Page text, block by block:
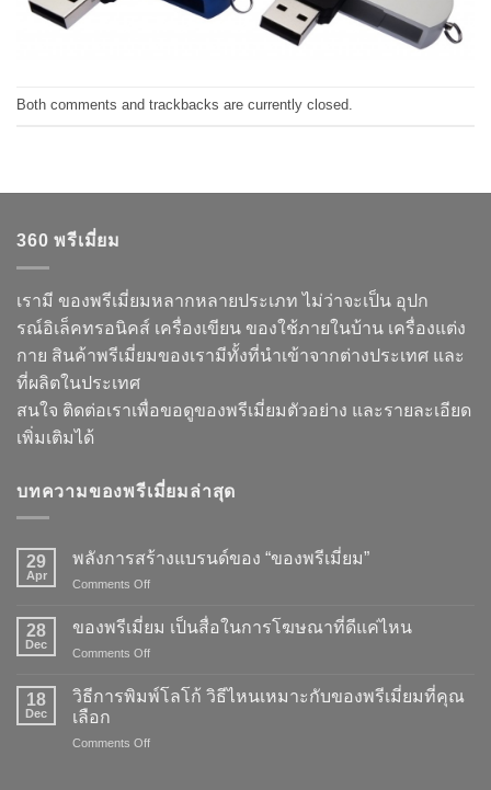
Both comments and trackbacks are currently closed.
360 พรีเมี่ยม
เรามี ของพรีเมี่ยมหลากหลายประเภท ไม่ว่าจะเป็น อุปก
รณ์อิเล็คทรอนิคส์ เครื่องเขียน ของใช้ภายในบ้าน เครื่องแต่ง
กาย สินค้าพรีเมี่ยมของเรามีทั้งที่นำเข้าจากต่างประเทศ และ
ที่ผลิตในประเทศ
สนใจ ติดต่อเราเพื่อขอดูของพรีเมี่ยมตัวอย่าง และรายละเอียด
เพิ่มเติมได้
บทความของพรีเมี่ยมล่าสุด
29
Apr
พลังการสร้างแบรนด์ของ “ของพรีเมี่ยม”
Comments Offon
“ของ
28
Dec
ของพรีเมี่ยม เป็นสื่อในการโฆษณาที่ดีแค่ไหน
Comments Offon
พรี
เป็น
18
Dec
วิธีการพิมพ์โลโก้ วิธีไหนเหมาะกับของพรีเมี่ยมที่คุณ
เลือก
Comments Offon